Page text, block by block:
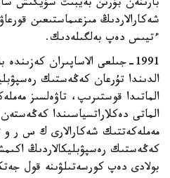
بارىنەن بۇرىن بەيبىت سۇيگىش
شەكارالاردىڭ مىزعىماستىعىن
ءتيىس دەپ بەلگىلەدىك.
1991-جىلعى الاساپىران
الدىندا تۇرعان كەڭەستىك
الماتىدا قوستىرىپ، تاۋەلسىز
الماتى دەكلاراتسياسىندا
مەملەكەتتىك شەكارالارى ك س ر و
كەڭەستىك رەسپۋبليكالاردىڭ
بولادى دەپ كورسەتىلۋىنە قول